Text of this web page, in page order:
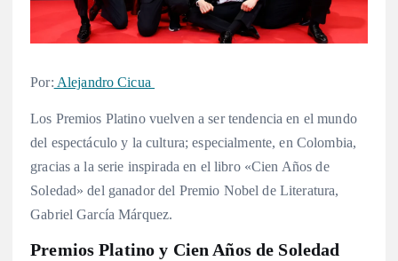
Por: Alejandro Cicua
Los Premios Platino vuelven a ser tendencia en el mundo
del espectáculo y la cultura; especialmente, en Colombia,
gracias a la serie inspirada en el libro «Cien Años de
Soledad» del ganador del Premio Nobel de Literatura,
Gabriel García Márquez.
Premios Platino y Cien Años de Soledad